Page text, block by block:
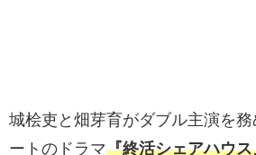
城桧吏と畑芽育がダブル主演を
ートのドラマ『終活シェアハウス